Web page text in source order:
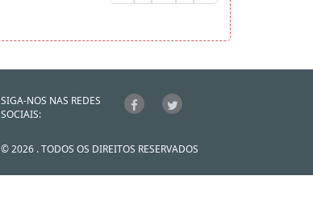
SIGA-NOS NAS REDES
SOCIAIS:
© 2026 . TODOS OS DIREITOS RESERVADOS